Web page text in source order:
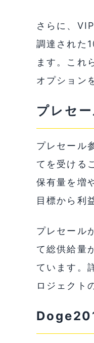
さらに、
調達された
ます。これ
オプション
プレセ
プレセール
てを受ける
保有量を増
目標から利
プレセール
て総供給量
ています。
ロジェクト